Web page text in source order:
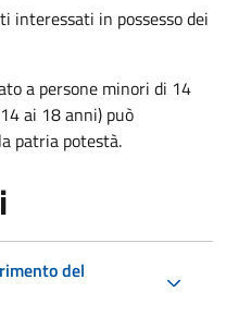
interessati in possesso dei
a persone minori di 14
ai 18 anni) può
patria potestà.
del